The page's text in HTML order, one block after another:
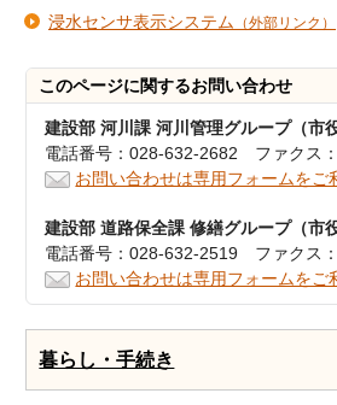
浸水センサ表示システム （外部リンク）
このページに関するお問い合わせ
建設部 河川課 河川管理グループ（市
電話番号：028-632-2682 ファクス
お問い合わせは専用フォームをご
建設部 道路保全課 修繕グループ（市
電話番号：028-632-2519 ファクス
お問い合わせは専用フォームをご
暮らし・手続き